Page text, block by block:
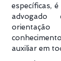
específicas,
advogado
auxiliar em